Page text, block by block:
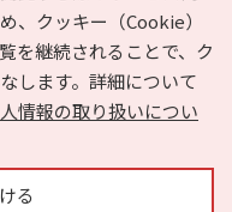
、クッキー（Cookie）
を継続されることで、ク
します。詳細について
情報の取り扱いについ
る
気に入り
ヘルプ
いて
運営会社
るお問い合わせ